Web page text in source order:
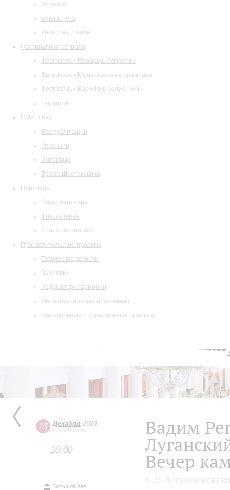
История
Библиотека
Ресторан и кафе
Фестивали и гастроли
Фестиваль «Площадь Искусств»
Фестиваль «Музыкальная коллекция»
Фестиваль «Барокко в белую ночь»
Гастроли
СМИ о нас
Все публикации
Рецензии
Интервью
Время Шостаковича
Партнеры
Наши партнеры
Фотогалерея
Стать партнером
Просветительские проекты
Творческие встречи
Выставки
Издания филармонии
Образовательные программы
Инклюзивные и специальные проекты
23 Декабря 2024
понедельник
20:00
Большой зал
Вадим
Вечер